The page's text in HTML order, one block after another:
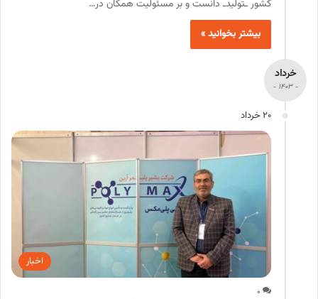
کشور ـتولیدـ دانست و بر مسئولیت همگان در…
بیشتر بخوانید »
خرداد
- 1403 -
20 خرداد
اخبار
0